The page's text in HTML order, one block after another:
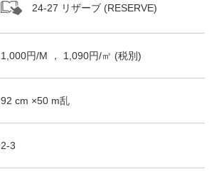
24-27 リザーブ (RESERVE)
1,000円/M ， 1,090円/㎡ (税別)
92 cm ×50 m乱
2-3